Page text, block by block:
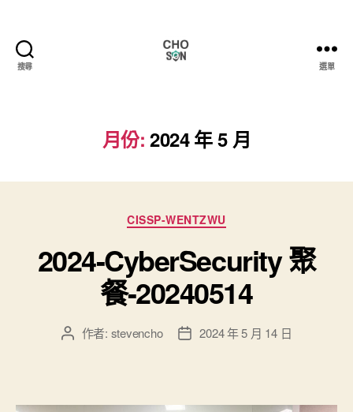
搜尋
大
小
選單
月份: 2024 年 5 月
分
類
CISSP-WENTZWU
2024-CyberSecurity 聚
餐-20240514
文 作者: stevencho
文
日
2024 年 5 月 14 日